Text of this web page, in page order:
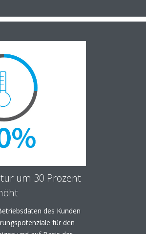
um 30 Prozent
des Kunden
für den